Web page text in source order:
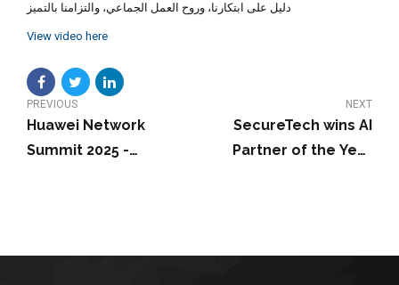
دليل على ابتكارنا، وروح العمل الجماعي، والتزامنا بالتميز
View video here
PREVIOUS
Huawei Network
Summit 2025 -
NEXT
SecureTech wins AI
Partner of the Year